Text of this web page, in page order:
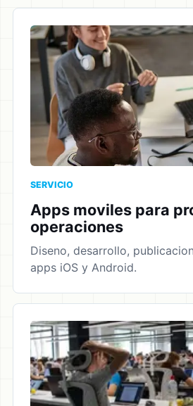
SERVICIO
Apps moviles para
operaciones
Diseno, desarrollo,
apps iOS y Android.